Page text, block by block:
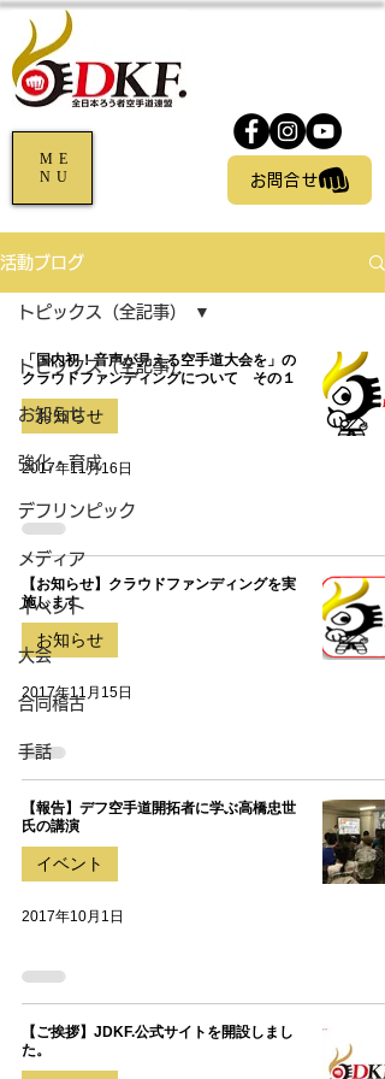
ME
NU
お問合せ
活動ブログ
トピックス（全記事）
お知らせ
強化・育成
デフリンピック
メディア
イベント
大会
合同稽古
手話
トピックス（全記事）
「国内初！音声が見える空手道大会を」の
クラウドファンディングについて その１
お知らせ
2017年11月16日
【お知らせ】クラウドファンディングを実
施します
お知らせ
2017年11月15日
【報告】デフ空手道開拓者に学ぶ高橋忠世
氏の講演
イベント
2017年10月1日
【ご挨拶】JDKF.公式サイトを開設しまし
た。